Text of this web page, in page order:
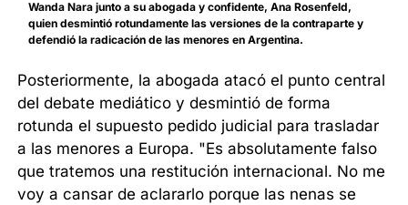
Wanda Nara junto a su abogada y confidente, Ana Rosenfeld,
quien desmintió rotundamente las versiones de la contraparte y
defendió la radicación de las menores en Argentina.
Posteriormente, la abogada atacó el punto central
del debate mediático y desmintió de forma
rotunda el supuesto pedido judicial para trasladar
a las menores a Europa. "Es absolutamente falso
que tratemos una restitución internacional. No me
voy a cansar de aclararlo porque las nenas se